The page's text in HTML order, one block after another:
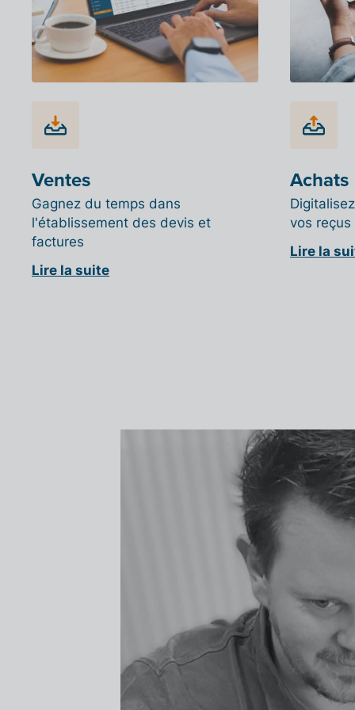
Ventes
Gagnez du temps dans
l'établissement des devis et
factures
Lire la suite
Achats
vos reçus
Lire la